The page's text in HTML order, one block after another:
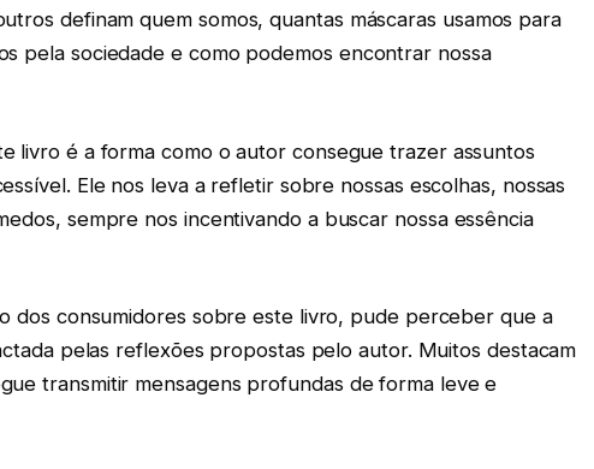
definam quem somos, quantas máscaras usamos para
pela sociedade e como podemos encontrar nossa
livro é a forma como o autor consegue trazer assuntos
Ele nos leva a refletir sobre nossas escolhas, nossas
sempre nos incentivando a buscar nossa essência
dos consumidores sobre este livro, pude perceber que a
pelas reflexões propostas pelo autor. Muitos destacam
transmitir mensagens profundas de forma leve e